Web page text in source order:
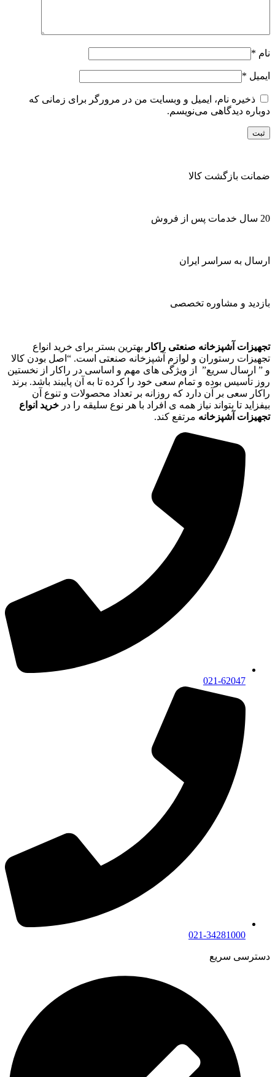
نام *
ایمیل *
ذخیره نام، ایمیل و وبسایت من در مرورگر برای زمانی که
دوباره دیدگاهی می‌نویسم.
ضمانت بازگشت کالا
20 سال خدمات پس از فروش
ارسال به سراسر ایران
بازدید و مشاوره تخصصی
تجهیزات آشپزخانه صنعتی راکار بهترین بستر برای خرید انواع
تجهیزات رستوران و لوازم آشپزخانه صنعتی است. “اصل بودن کالا
و ” ارسال سریع” از ویژگی های مهم و اساسی در راکار از نخستین
روز تأسیس بوده و تمام سعی خود را کرده تا به آن پایبند باشد. برند
راکار سعی بر آن دارد که روزانه بر تعداد محصولات و تنوع آن
بیفزاید تا بتواند نیاز همه ی افراد با هر نوع سلیقه را در خرید انواع
تجهیزات آشپزخانه مرتفع کند.
021-62047
021-34281000
دسترسی سریع